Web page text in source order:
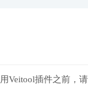
Veitool插件之前，